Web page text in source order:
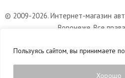
Пользуясь сайтом, вы принимаете
Хорошо
© 2009-2026. Интернет-магазин
Воронеже. Все
характер и не является
положениями статьи 437